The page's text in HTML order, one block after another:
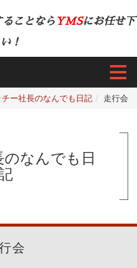
ことなら YMSにお任せ下
！
チー社長のなんでも日記 走行会
のなんでも日
会